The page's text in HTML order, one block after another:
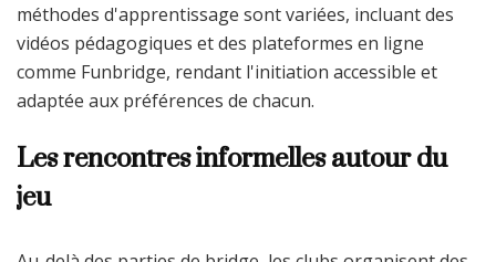
méthodes d'apprentissage sont variées, incluant des
vidéos pédagogiques et des plateformes en ligne
comme Funbridge, rendant l'initiation accessible et
adaptée aux préférences de chacun.
Les rencontres informelles autour du
jeu